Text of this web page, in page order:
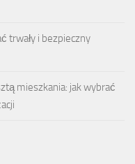
trwały i bezpieczny
mieszkania: jak wybrać